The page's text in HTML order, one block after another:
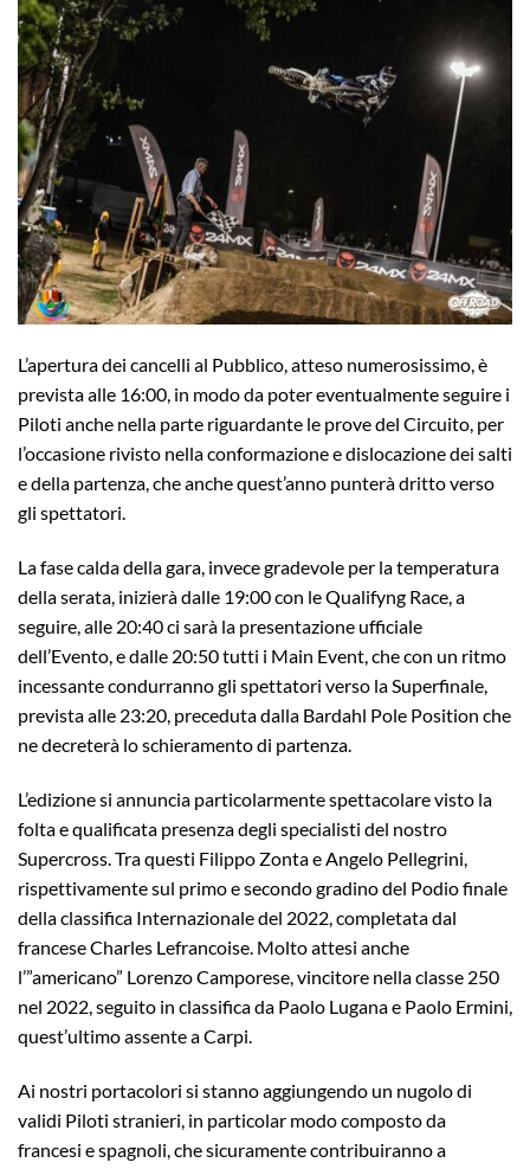
L’apertura dei cancelli al Pubblico, atteso numerosissimo, è
prevista alle 16:00, in modo da poter eventualmente seguire i
Piloti anche nella parte riguardante le prove del Circuito, per
l’occasione rivisto nella conformazione e dislocazione dei salti
e della partenza, che anche quest’anno punterà dritto verso
gli spettatori.
La fase calda della gara, invece gradevole per la temperatura
della serata, inizierà dalle 19:00 con le Qualifyng Race, a
seguire, alle 20:40 ci sarà la presentazione ufficiale
dell’Evento, e dalle 20:50 tutti i Main Event, che con un ritmo
incessante condurranno gli spettatori verso la Superfinale,
prevista alle 23:20, preceduta dalla Bardahl Pole Position che
ne decreterà lo schieramento di partenza.
L’edizione si annuncia particolarmente spettacolare visto la
folta e qualificata presenza degli specialisti del nostro
Supercross. Tra questi Filippo Zonta e Angelo Pellegrini,
rispettivamente sul primo e secondo gradino del Podio finale
della classifica Internazionale del 2022, completata dal
francese Charles Lefrancoise. Molto attesi anche
l’”americano” Lorenzo Camporese, vincitore nella classe 250
nel 2022, seguito in classifica da Paolo Lugana e Paolo Ermini,
quest’ultimo assente a Carpi.
Ai nostri portacolori si stanno aggiungendo un nugolo di
validi Piloti stranieri, in particolar modo composto da
francesi e spagnoli, che sicuramente contribuiranno a